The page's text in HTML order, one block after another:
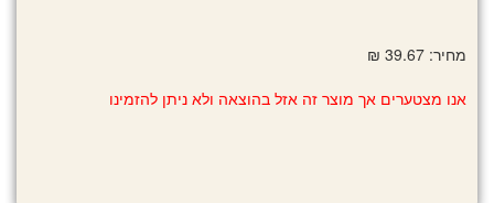
מחיר: 39.67 ₪
אנו מצטערים אך מוצר זה אזל בהוצאה ולא ניתן להזמינו